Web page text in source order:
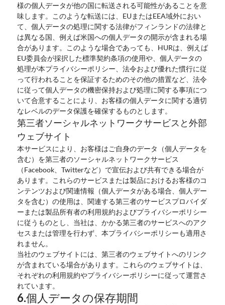
様の個人データが他の国に転送される可能性があることを意
味します。このような転送には、EUまたはEEA域外におい
て、個人データの処理に関する法律がフィンランドの法律と
は異なる国、例えば米国への個人データの開示が含まれる場
合があります。このような場合であっても、HURは、例えば
EU委員会が採択した標準契約条項の使用や、個人データの
処理が本プライバシーポリシー、法令および優れた慣行に従
って行われることを保証するためのその他の措置など、法令
に従って個人データの機密保持および処理に関する事項につ
いて合意することにより、お客様の個人データに関する適切
なレベルのデータ保護を確保するものとします。
第三者ソーシャルネットワークサービスと外部
ウェブサイト
本サービスにより、お客様はご自身のデータ（個人データを
含む）を第三者のソーシャルネットワークサービス
（Facebook、Twitterなど）で宣伝および共有できる場合が
あります。これらのサービスまたは製品におけるお客様のコ
ンテンツおよび関連情報（個人データがある場合、個人デー
タを含む）の使用は、関連する第三者のサービスプロバイダ
ーまたは製品所有者の利用規約およびプライバシーポリシー
に従うものとし、当社は、かかる第三者のサービスへのアク
セスまたは管理を行わず、本プライバシーポリシーも適用さ
れません。
当社のウェブサイトには、第三者のウェブサイトへのリンク
が含まれている場合があります。これらのウェブサイトは、
それぞれの利用規約やプライバシーポリシーに従って運営さ
れています。
6.個人データの保存期間